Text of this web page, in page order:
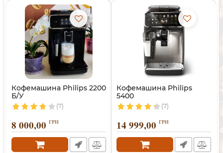
Кофемашина Philips 2200
Б/У
(7)
8 000,00 ГРН
Кофемашина Philips
5400
(7)
14 999,00 ГРН